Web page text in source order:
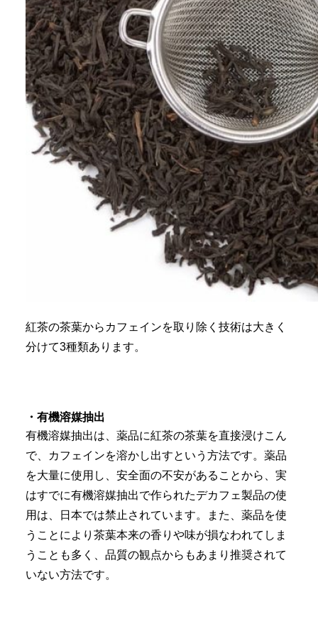
紅茶の茶葉からカフェインを取り除く技術は大きく
分けて3種類あります。
・有機溶媒抽出
有機溶媒抽出は、薬品に紅茶の茶葉を直接浸けこん
で、カフェインを溶かし出すという方法です。薬品
を大量に使用し、安全面の不安があることから、実
はすでに有機溶媒抽出で作られたデカフェ製品の使
用は、日本では禁止されています。また、薬品を使
うことにより茶葉本来の香りや味が損なわれてしま
うことも多く、品質の観点からもあまり推奨されて
いない方法です。